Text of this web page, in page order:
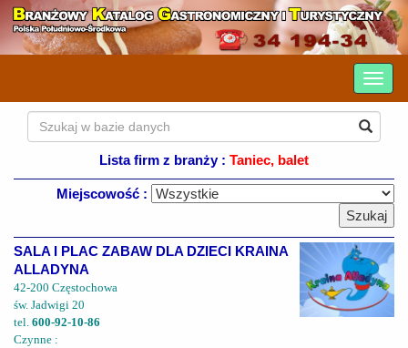
Lista firm z branży : Taniec, balet
Miejscowość :
SALA I PLAC ZABAW DLA DZIECI KRAINA
ALLADYNA
42-200 Częstochowa
św. Jadwigi 20
tel. 600-92-10-86
Czynne :